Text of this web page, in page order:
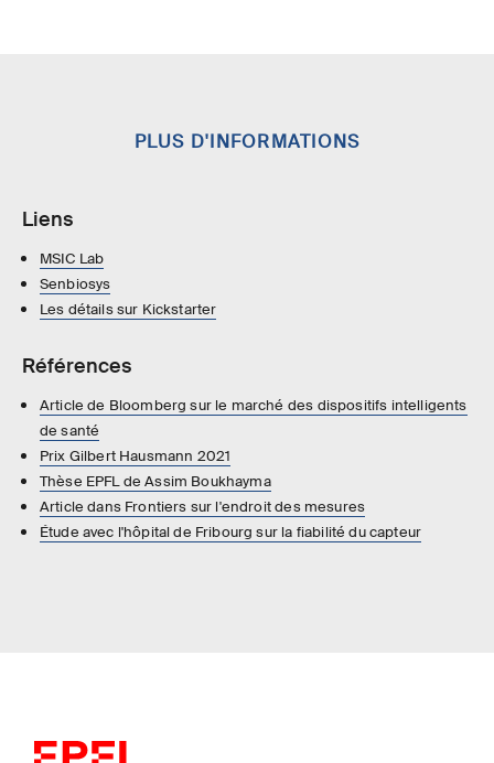
PLUS D'INFORMATIONS
Liens
MSIC Lab
Senbiosys
Les détails sur Kickstarter
Références
Article de Bloomberg sur le marché des dispositifs intelligents
de santé
Prix Gilbert Hausmann 2021
Thèse EPFL de Assim Boukhayma
Article dans Frontiers sur l'endroit des mesures
Étude avec l'hôpital de Fribourg sur la fiabilité du capteur